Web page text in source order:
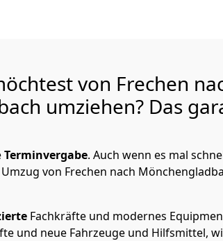
von Frechen
umziehen? Das
Terminvergabe. Auch wenn es mal
von Frechen nach
Fachkräfte und modernes
und neue Fahrzeuge und Hilfsmittel,